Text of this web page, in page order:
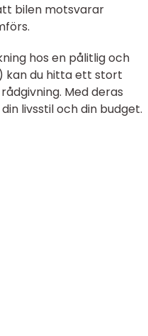
bilen motsvarar
hos en pålitlig och
kan du hitta ett stort
Med deras
livsstil och din budget.